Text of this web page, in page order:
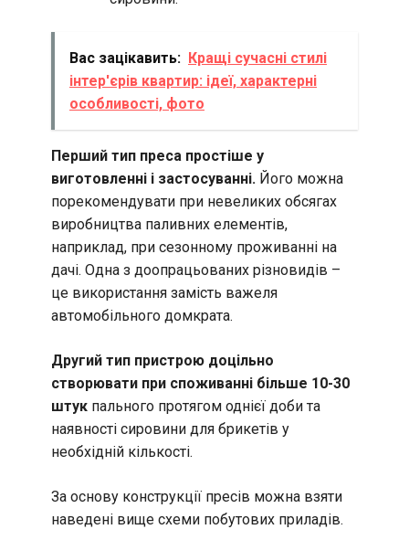
Вас зацікавить: Кращі сучасні стилі
інтер'єрів квартир: ідеї, характерні
особливості, фото
Перший тип преса простіше у
виготовленні і застосуванні. Його можна
порекомендувати при невеликих обсягах
виробництва паливних елементів,
наприклад, при сезонному проживанні на
дачі. Одна з доопрацьованих різновидів –
це використання замість важеля
автомобільного домкрата.
Другий тип пристрою доцільно
створювати при споживанні більше 10-30
штук пального протягом однієї доби та
наявності сировини для брикетів у
необхідній кількості.
За основу конструкції пресів можна взяти
наведені вище схеми побутових приладів.